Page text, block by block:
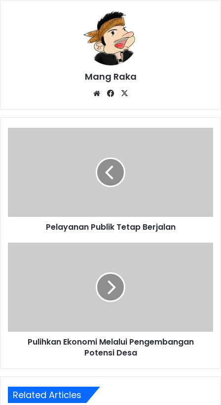
Mang Raka
WebsiteFacebook
Pelayanan Publik Tetap Berjalan
Pulihkan Ekonomi Melalui Pengembangan
Potensi Desa
Related Articles